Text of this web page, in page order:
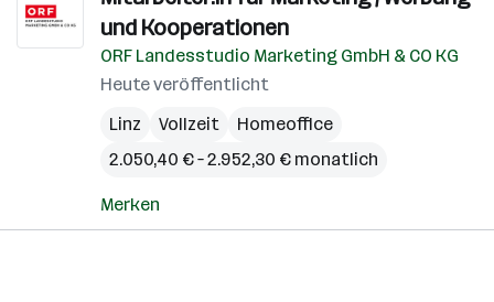
und Kooperationen
ORF Landesstudio Marketing GmbH & CO KG
Heute veröffentlicht
Linz
Vollzeit
Homeoffice
2.050,40 € – 2.952,30 € monatlich
Merken